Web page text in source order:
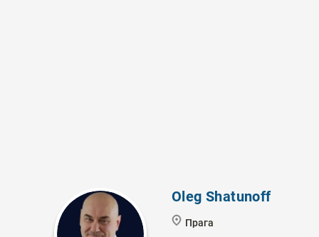
Oleg Shatunoff
Прага